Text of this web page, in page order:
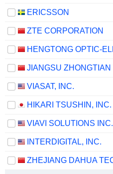
ERICSSON
ZTE CORPORATION
VIASAT, INC.
HIKARI TSUSHIN, INC.
VIAVI SOLUTIONS INC.
INTERDIGITAL, INC.